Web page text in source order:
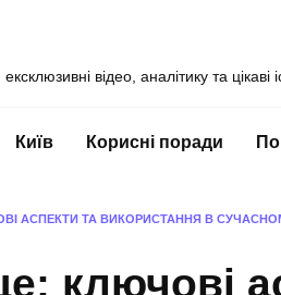
відео, аналітику та
Київ Корисні поради
АСПЕКТИ ТА ВИКОРИСТАННЯ В
ключові